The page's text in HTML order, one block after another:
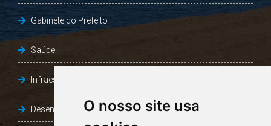
O nosso site usa
Gabinete do Prefeito
Saúde
Infraestrutura, Agricultura e Meio Ambiente
Desenvolvimento Social